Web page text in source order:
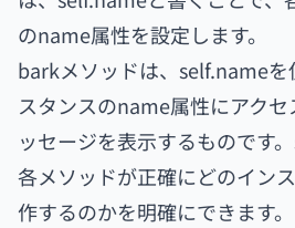
のname属性を設定します。
barkメソッドは、self.nameを
スタンスのname属性にアク
ッセージを表示するものです
各メソッドが正確にどのイン
作するのかを明確にできます。